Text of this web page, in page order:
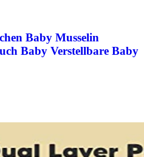
Baby Musselin
Baby Verstellbare Baby